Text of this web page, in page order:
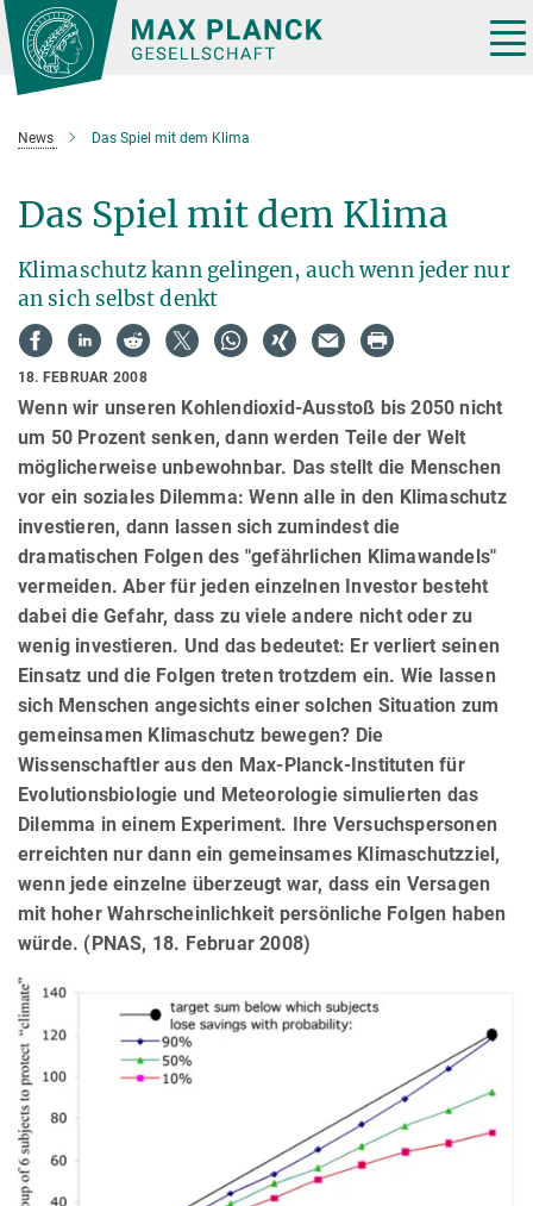
Hauptinhalt
News Das Spiel mit dem Klima
Das Spiel mit dem Klima
Klimaschutz kann gelingen, auch wenn jeder nur
an sich selbst denkt
18. FEBRUAR 2008
Wenn wir unseren Kohlendioxid-Ausstoß bis 2050 nicht
um 50 Prozent senken, dann werden Teile der Welt
möglicherweise unbewohnbar. Das stellt die Menschen
vor ein soziales Dilemma: Wenn alle in den Klimaschutz
investieren, dann lassen sich zumindest die
dramatischen Folgen des "gefährlichen Klimawandels"
vermeiden. Aber für jeden einzelnen Investor besteht
dabei die Gefahr, dass zu viele andere nicht oder zu
wenig investieren. Und das bedeutet: Er verliert seinen
Einsatz und die Folgen treten trotzdem ein. Wie lassen
sich Menschen angesichts einer solchen Situation zum
gemeinsamen Klimaschutz bewegen? Die
Wissenschaftler aus den Max-Planck-Instituten für
Evolutionsbiologie und Meteorologie simulierten das
Dilemma in einem Experiment. Ihre Versuchspersonen
erreichten nur dann ein gemeinsames Klimaschutzziel,
wenn jede einzelne überzeugt war, dass ein Versagen
mit hoher Wahrscheinlichkeit persönliche Folgen haben
würde. (PNAS, 18. Februar 2008)